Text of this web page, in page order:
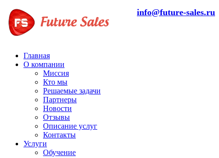
info@future-sales.ru
Главная
О компании
Миссия
Кто мы
Решаемые задачи
Партнеры
Новости
Отзывы
Описание услуг
Контакты
Услуги
Обучение